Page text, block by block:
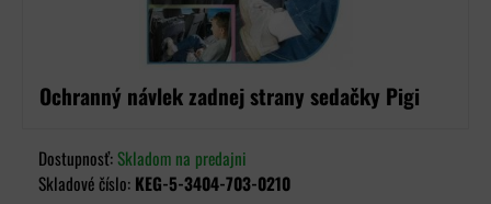
Ochranný návlek zadnej strany sedačky Pigi
Dostupnosť:Skladom na predajni
Skladové číslo: KEG-5-3404-703-0210